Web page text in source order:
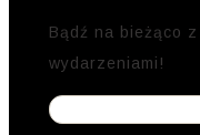
Bądź na bieżąco
wydarzeniami!